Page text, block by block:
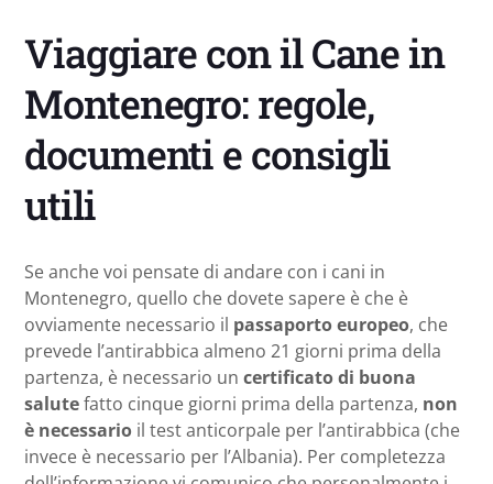
Viaggiare con il Cane in
Montenegro: regole,
documenti e consigli
utili
Se anche voi pensate di andare con i cani in
Montenegro, quello che dovete sapere è che è
ovviamente necessario il passaporto europeo, che
prevede l’antirabbica almeno 21 giorni prima della
partenza, è necessario un certificato di buona
salutefatto cinque giorni prima della partenza, non
è necessario il test anticorpale per l’antirabbica (che
invece è necessario per l’Albania). Per completezza